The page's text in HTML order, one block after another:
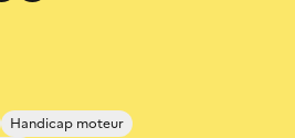
Handicap moteur